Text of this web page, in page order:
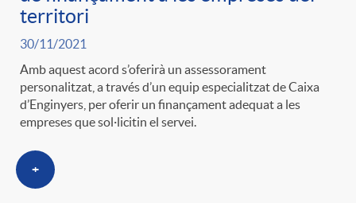
a
l
a
r
c
a
t
i
d
o
A
a
d
o
r
territori
30/11/2021
Amb aquest acord s’oferirà un assessorament
personalitzat, a través d’un equip especialitzat de Caixa
d’Enginyers, per oferir un finançament adequat a les
empreses que sol·licitin el servei.
+